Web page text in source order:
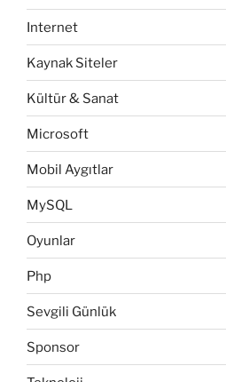
Internet
Kaynak Siteler
Kültür & Sanat
Microsoft
Mobil Aygıtlar
MySQL
Oyunlar
Php
Sevgili Günlük
Sponsor